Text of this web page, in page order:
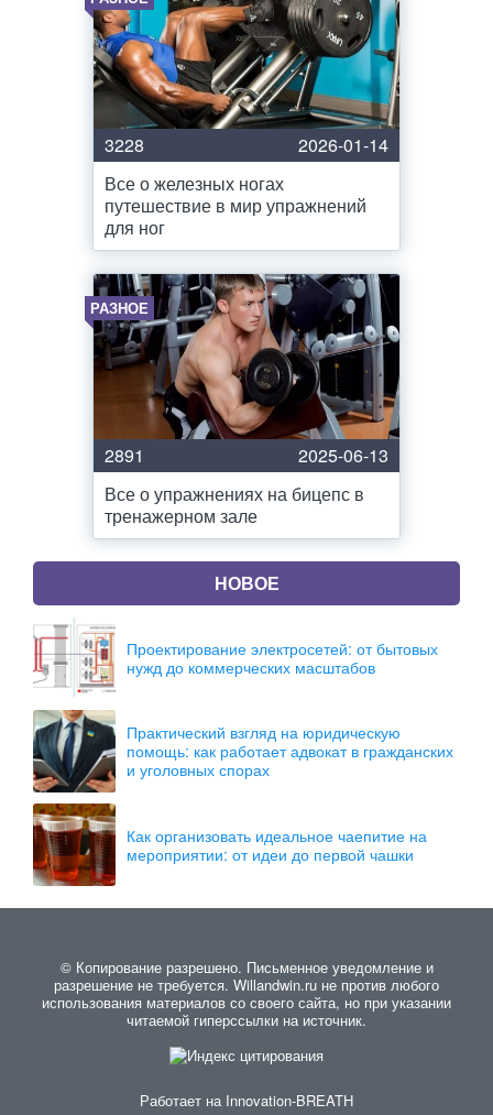
3228
2026-01-14
Все о железных ногах
путешествие в мир упражнений
для ног
РАЗНОЕ
2891
2025-06-13
Все о упражнениях на бицепс в
тренажерном зале
НОВОЕ
Проектирование электросетей: от бытовых
нужд до коммерческих масштабов
Практический взгляд на юридическую
помощь: как работает адвокат в гражданских
и уголовных спорах
Как организовать идеальное чаепитие на
мероприятии: от идеи до первой чашки
© Копирование разрешено. Письменное уведомление и
разрешение не требуется. Willandwin.ru не против любого
использования материалов со своего сайта, но при указании
читаемой гиперссылки на источник.
Работает на Innovation-BREATH